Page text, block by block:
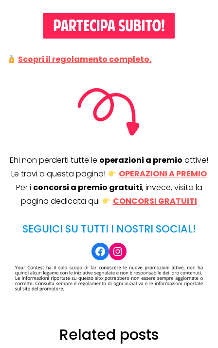
Scopri il regolamento completo.
Ehi non perderti tutte le operazioni a premio attive!
Le trovi a questa pagina!
OPERAZIONI A PREMIO
Per i concorsi a premio gratuiti, invece, visita la
pagina dedicata qui
CONCORSI GRATUITI
SEGUICI SU TUTTI I NOSTRI SOCIAL!
Facebook
Instagram
Related posts